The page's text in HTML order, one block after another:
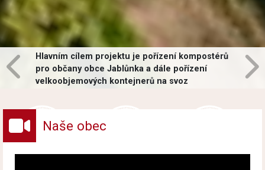
Hlavním cílem projektu je pořízení kompostérů
pro občany obce Jablůnka a dále pořízení
velkoobjemových kontejnerů na svoz
Naše obec